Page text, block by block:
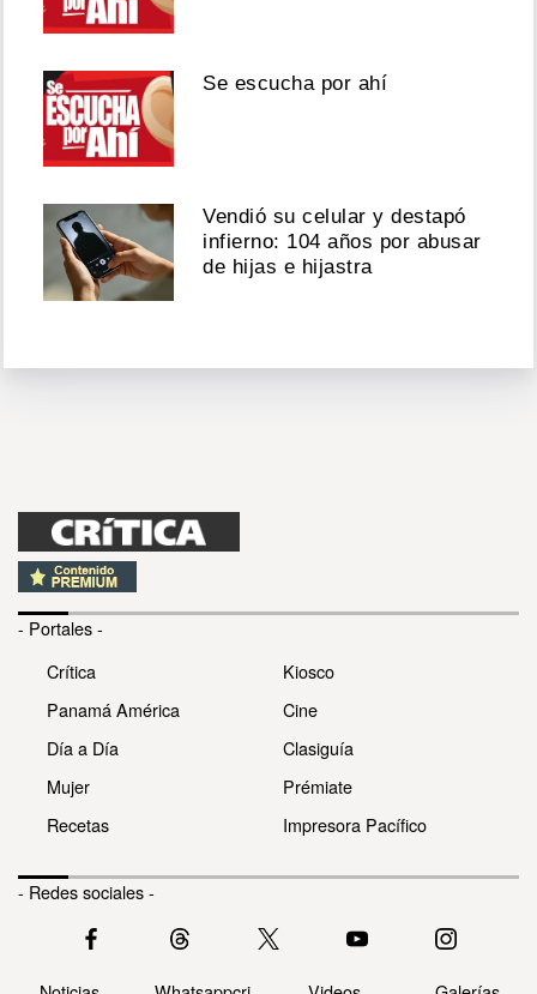
Se escucha por ahí
Vendió su celular y destapó
infierno: 104 años por abusar
de hijas e hijastra
- Portales -
Crítica
Panamá América
Día a Día
Mujer
Recetas
Kiosco
Cine
Clasiguía
Prémiate
Impresora Pacífico
- Redes sociales -